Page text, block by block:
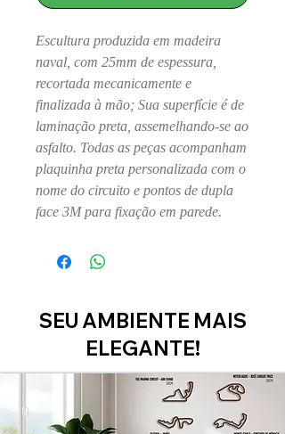
Escultura produzida em madeira
naval, com 25mm de espessura,
recortada mecanicamente e
finalizada à mão; Sua superfície é de
laminação preta, assemelhando-se ao
asfalto. Todas as peças acompanham
plaquinha preta personalizada com o
nome do circuito e pontos de dupla
face 3M para fixação em parede.
SEU AMBIENTE MAIS
ELEGANTE!